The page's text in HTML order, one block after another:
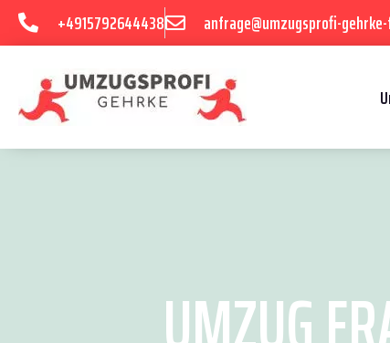
+4915792644438 anfrage@umzugsprofi-